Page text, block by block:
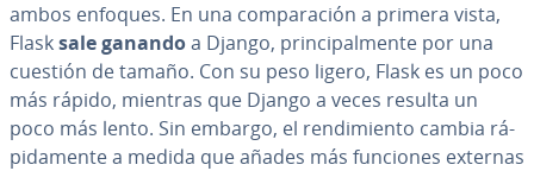
ambos enfoques. En una co­m­pa­ra­ción a primera vista,
Flasksale ganandoa Django, pri­n­ci­pa­l­me­n­te por una
cuestión de tamaño. Con su peso ligero, Flask es un poco
más rápido, mientras que Django a veces resulta un
poco más lento. Sin embargo, el re­n­di­mie­n­to cambia rá­
pi­da­me­n­te a medida que añades más funciones externas